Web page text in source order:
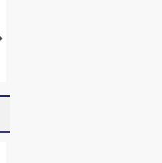
马航飞行员跨国走私7万